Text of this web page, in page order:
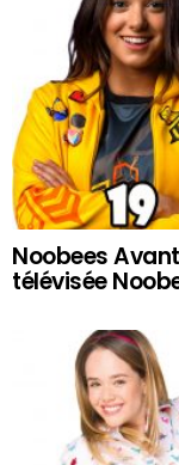
Noobees
télévisée